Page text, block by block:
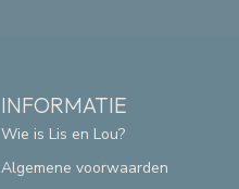
INFORMATIE
Wie is Lis en Lou?
Algemene voorwaarden